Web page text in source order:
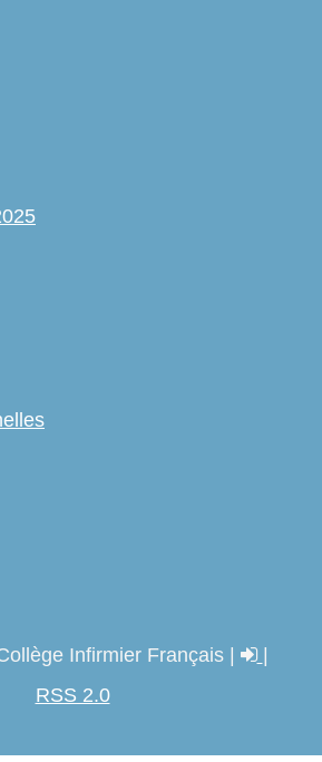
Infirmier Français |
|
RSS 2.0